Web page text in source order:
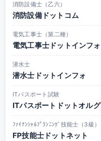
消防設備士（乙六）
消防設備ドットコム
電気工事士（第二種）
電気工事士ドットインフォ
潜水士
潜水士ドットインフォ
ITパスポート試験
ITパスポートドットオルグ
ﾌｧｲﾅﾝｼｬﾙﾌﾟﾗﾝﾆﾝｸﾞ技能士（3級）
FP技能士ドットネット